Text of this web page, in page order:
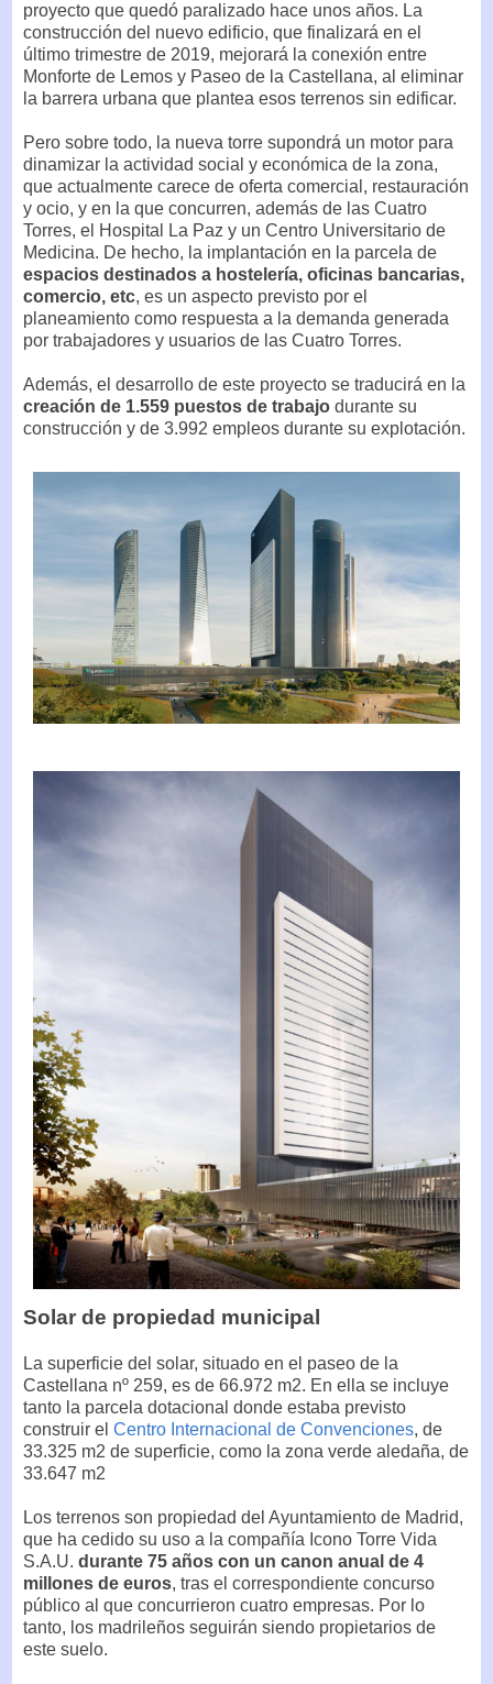
proyecto que quedó paralizado hace unos años. La
construcción del nuevo edificio, que finalizará en el
último trimestre de 2019, mejorará la conexión entre
Monforte de Lemos y Paseo de la Castellana, al eliminar
la barrera urbana que plantea esos terrenos sin edificar.
Pero sobre todo, la nueva torre supondrá un motor para
dinamizar la actividad social y económica de la zona,
que actualmente carece de oferta comercial, restauración
y ocio, y en la que concurren, además de las Cuatro
Torres, el Hospital La Paz y un Centro Universitario de
Medicina. De hecho, la implantación en la parcela de
espacios destinados a hostelería, oficinas bancarias,
comercio, etc, es un aspecto previsto por el
planeamiento como respuesta a la demanda generada
por trabajadores y usuarios de las Cuatro Torres.
Además, el desarrollo de este proyecto se traducirá en la
creación de 1.559 puestos de trabajo durante su
construcción y de 3.992 empleos durante su explotación.
Solar de propiedad municipal
La superficie del solar, situado en el paseo de la
Castellana nº 259, es de 66.972 m2. En ella se incluye
tanto la parcela dotacional donde estaba previsto
construir el Centro Internacional de Convenciones, de
33.325 m2 de superficie, como la zona verde aledaña, de
33.647 m2
Los terrenos son propiedad del Ayuntamiento de Madrid,
que ha cedido su uso a la compañía Icono Torre Vida
S.A.U. durante 75 años con un canon anual de 4
millones de euros, tras el correspondiente concurso
público al que concurrieron cuatro empresas. Por lo
tanto, los madrileños seguirán siendo propietarios de
este suelo.